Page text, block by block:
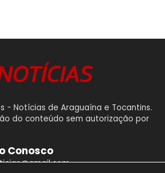
- Notícias de Araguaína e Tocantins.
do conteúdo sem autorização por
Conosco